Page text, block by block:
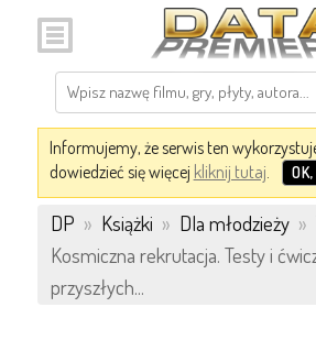
Informujemy, że serwis ten
dowiedzieć się więcej kliknij tutaj.
DP » Książki » Dla młodzieży »
Kosmiczna rekrutacja. Testy i
przyszłych...